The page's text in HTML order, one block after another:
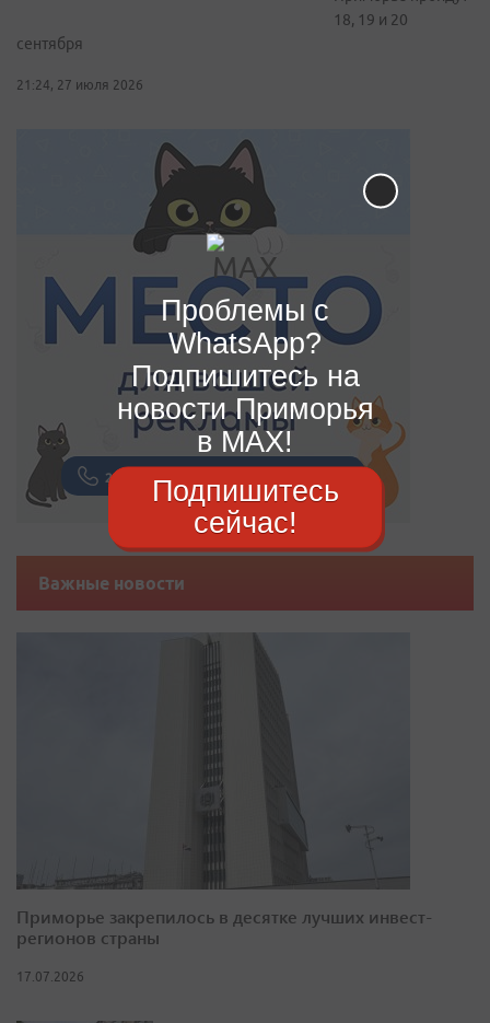
18, 19 и 20
сентября
21:24, 27 июля 2026
Важные новости
Приморье закрепилось в десятке лучших инвест-
регионов страны
17.07.2026
Проблемы с
WhatsApp?
Подпишитесь на
новости Приморья
в MAX!
Подпишитесь
сейчас!